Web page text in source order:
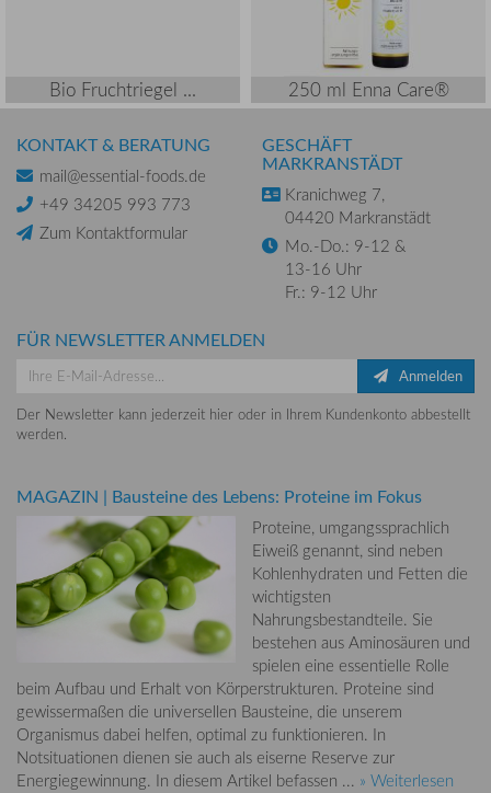
Bio Fruchtriegel ... 250 ml Enna Care®
KONTAKT & BERATUNG
mail@essential-foods.de
+49 34205 993 773
Zum Kontaktformular
GESCHÄFT
MARKRANSTÄDT
Kranichweg 7,
04420 Markranstädt
Mo.-Do.: 9-12 &
13-16 Uhr
Fr.: 9-12 Uhr
FÜR NEWSLETTER ANMELDEN
Anmelden
Der Newsletter kann jederzeit hier oder in Ihrem Kundenkonto abbestellt
werden.
MAGAZIN | Bausteine des Lebens: Proteine im Fokus
Proteine, umgangssprachlich
Eiweiß genannt, sind neben
Kohlenhydraten und Fetten die
wichtigsten
Nahrungsbestandteile. Sie
bestehen aus Aminosäuren und
spielen eine essentielle Rolle
beim Aufbau und Erhalt von Körperstrukturen. Proteine sind
gewissermaßen die universellen Bausteine, die unserem
Organismus dabei helfen, optimal zu funktionieren. In
Notsituationen dienen sie auch als eiserne Reserve zur
Energiegewinnung. In diesem Artikel befassen ... » Weiterlesen